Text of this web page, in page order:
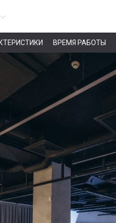
ВРЕМЯ РАБОТЫ